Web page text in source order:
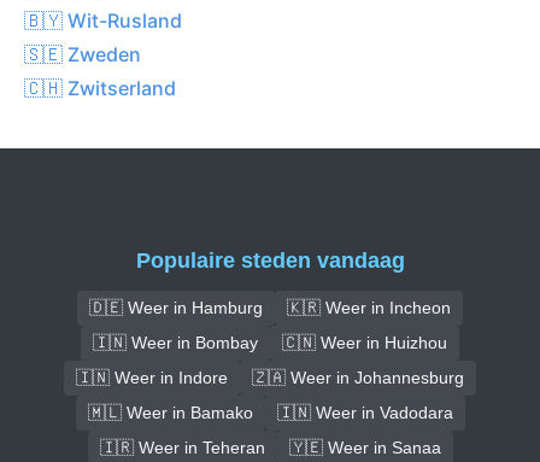
🇧🇾 Wit-Rusland
🇸🇪 Zweden
🇨🇭 Zwitserland
Populaire steden vandaag
🇩🇪 Weer in Hamburg
🇰🇷 Weer in Incheon
🇮🇳 Weer in Bombay
🇨🇳 Weer in Huizhou
🇮🇳 Weer in Indore
🇿🇦 Weer in Johannesburg
🇲🇱 Weer in Bamako
🇮🇳 Weer in Vadodara
🇮🇷 Weer in Teheran
🇾🇪 Weer in Sanaa